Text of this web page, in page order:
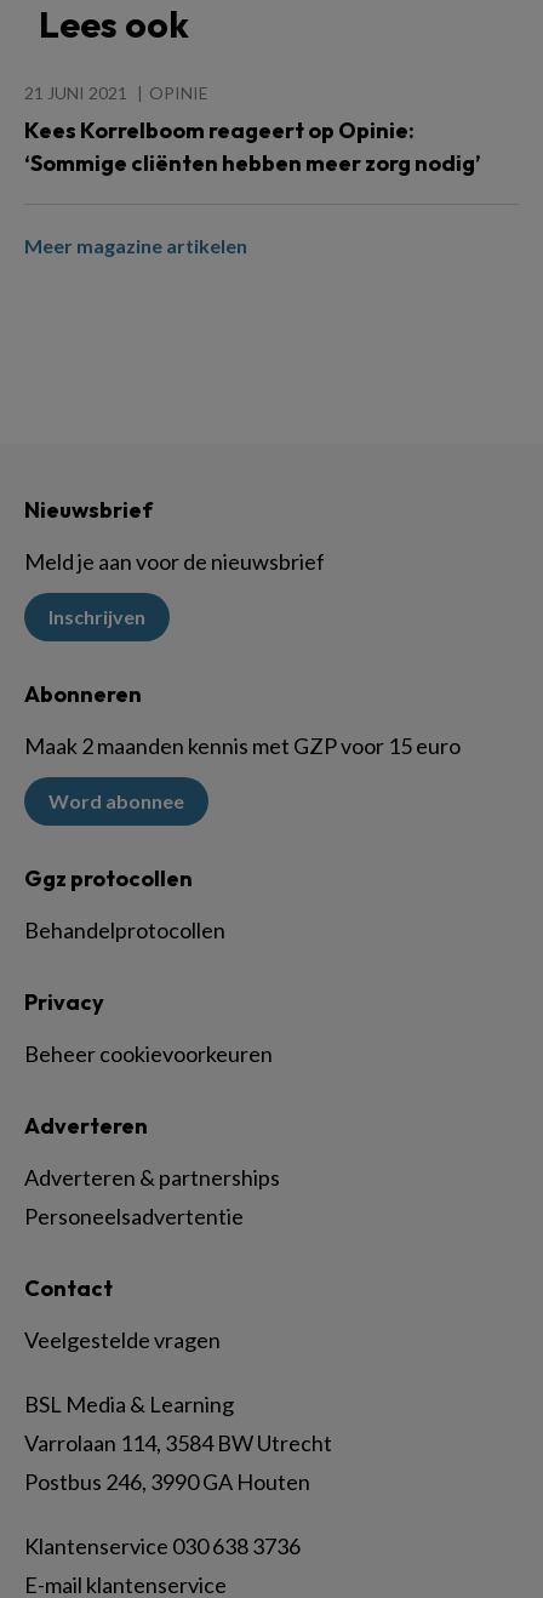
Lees ook
21 JUNI 2021 OPINIE
Kees Korrelboom reageert op Opinie:
‘Sommige cliënten hebben meer zorg nodig’
Meer magazine artikelen
Nieuwsbrief
Meld je aan voor de nieuwsbrief
Inschrijven
Abonneren
Maak 2 maanden kennis met GZP voor 15 euro
Word abonnee
Ggz protocollen
Behandelprotocollen
Contact
Veelgestelde vragen
BSL Media & Learning
Varrolaan 114, 3584 BW Utrecht
Postbus 246, 3990 GA Houten
Klantenservice 030 638 3736
E-mail klantenservice
Adverteren
Adverteren & partnerships
Personeelsadvertentie
Privacy
Beheer cookievoorkeuren